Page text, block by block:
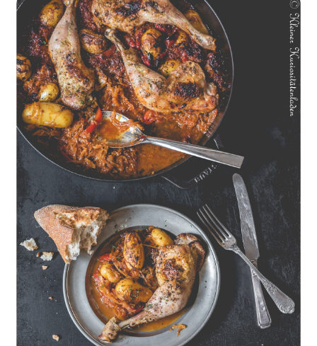
Geschmorte Hähnchenschenkel auf Paprikakraut und kleinen
Kartoffeln